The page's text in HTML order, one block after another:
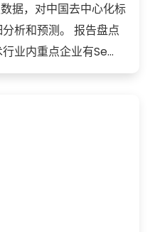
据，对中国去中心化标
析和预测。 报告盘点
业内重点企业有Se...